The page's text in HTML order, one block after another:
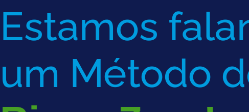
Estamos
um Método